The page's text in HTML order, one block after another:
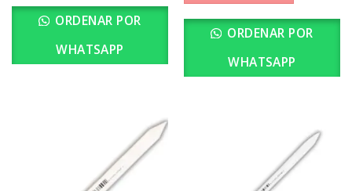
ORDENAR POR
WHATSAPP
ORDENAR POR
WHATSAPP